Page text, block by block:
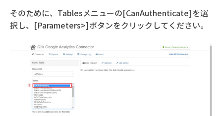
そのために、Tablesメニューの[CanAuthenticate]を選
択し、[Parameters>]ボタンをクリックしてください。